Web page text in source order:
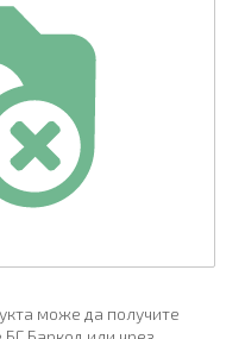
може да получите